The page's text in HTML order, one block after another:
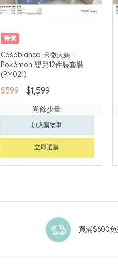
特價
Casablanca 卡撒天嬌 -
Pokémon 嬰兒12件裝套裝
(PM021)
$599 $1,599
尚餘少量
加入購物車
立即選購
買滿$600